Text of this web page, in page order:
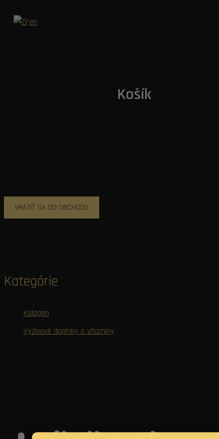
Košík
Kategórie
Kolagén
Výživové doplnky a vitamíny
VRÁTIŤ SA DO OBCHODU